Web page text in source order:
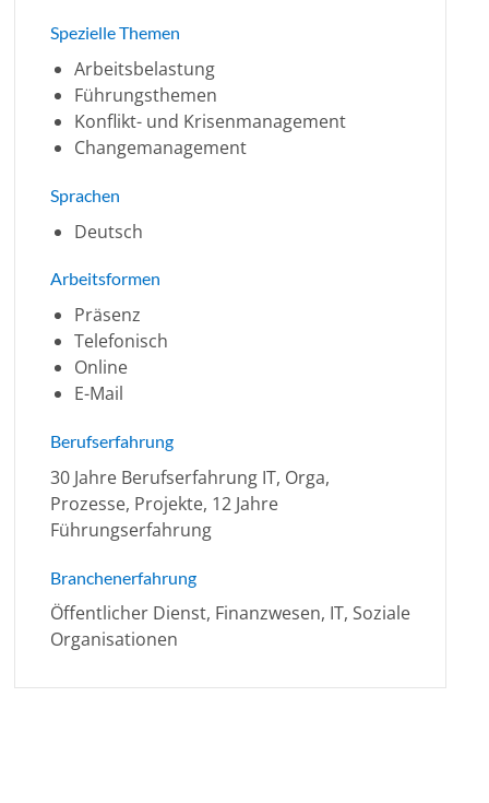
Spezielle Themen
Arbeitsbelastung
Führungsthemen
Konflikt- und Krisenmanagement
Changemanagement
Sprachen
Deutsch
Arbeitsformen
Präsenz
Telefonisch
Online
E-Mail
Berufserfahrung
30 Jahre Berufserfahrung IT, Orga,
Prozesse, Projekte, 12 Jahre
Führungserfahrung
Branchenerfahrung
Öffentlicher Dienst, Finanzwesen, IT, Soziale
Organisationen